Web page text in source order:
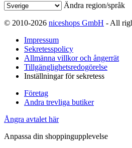
Ändra region/språk
© 2010-2026 niceshops GmbH - All
Impressum
Sekretesspolicy
Allmänna villkor och ångerrät
Tillgänglighetsredogörelse
Inställningar för sekretess
Företag
Andra trevliga butiker
Ångra avtalet här
Anpassa din shoppingupplevelse